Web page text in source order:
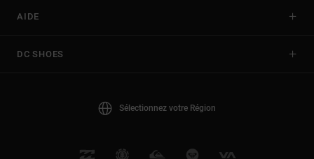
AIDE
DC SHOES
Sélectionnez votre Région